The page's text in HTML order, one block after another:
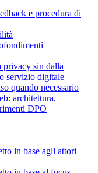
e procedura di
privacy sin dalla
servizio digitale
quando necessario
architettura,
DPO
in base agli attori